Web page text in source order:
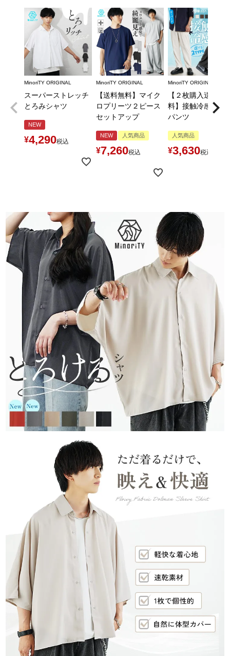
MinoriTY ORIGINAL
スーパーストレッチ
とろみシャツ
NEW
¥4,290税込
MinoriTY ORIGINAL
【送料無料】マイク
ロプリーツ２ピース
セットアップ
NEW 人気商品
¥7,260税込
MinoriTY ORIGINAL
【２枚購入送料無
料】接触冷感とろ
パンツ
人気商品
¥3,630税込